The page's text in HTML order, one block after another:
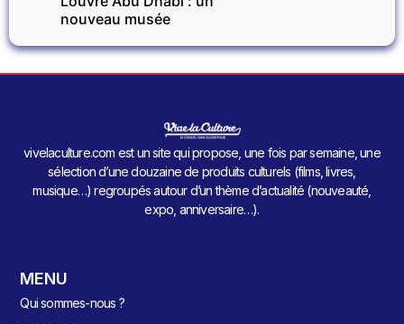
nouveau musée
vivelaculture.com est un site qui propose, une fois par semaine, une
sélection d’une douzaine de produits culturels (films, livres,
musique…) regroupés autour d’un thème d’actualité (nouveauté,
expo, anniversaire…).
MENU
Qui sommes-nous ?